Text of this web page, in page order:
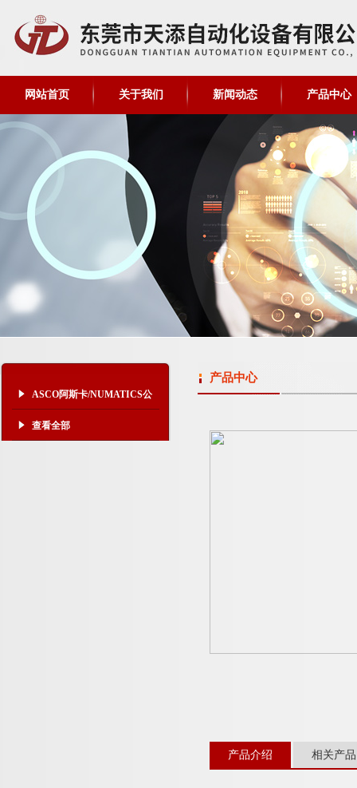
网站首页 关于我们 新闻动态 产品中心
ASCO阿斯卡/NUMATICS公
司
查看全部
产品中心
产品介绍 相关产品